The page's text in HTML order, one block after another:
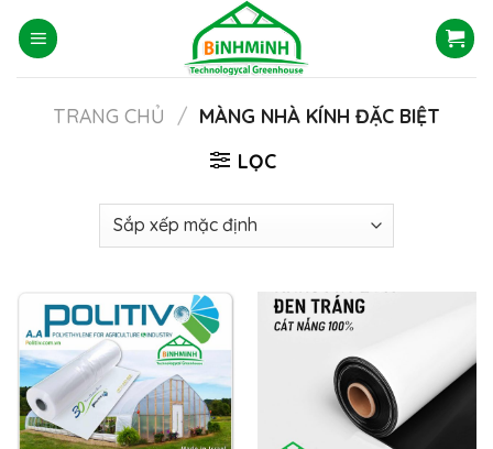
Skip
content
TRANG CHỦ
/ MÀNG NHÀ KÍNH ĐẶC BIỆT
LỌC